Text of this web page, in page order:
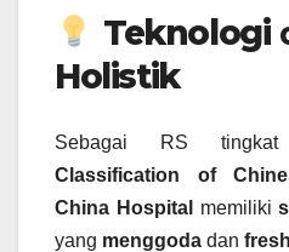
Teknologi
Holistik
Sebagai RS
Classification of
China Hospital
memiliki
yang menggoda dan fresh